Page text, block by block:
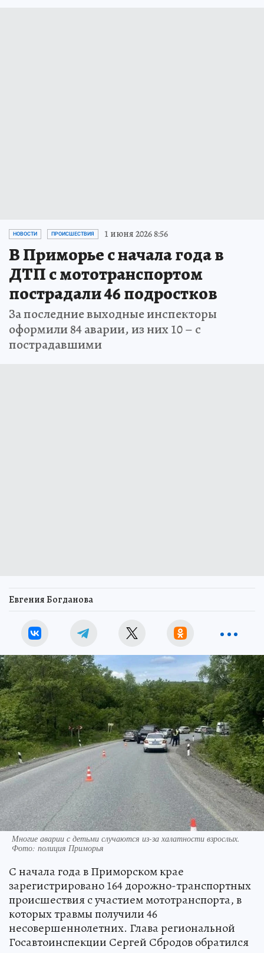
НОВОСТИ ПРОИСШЕСТВИЯ 1 июня 2026 8:56
В Приморье с начала года в
ДТП с мототранспортом
пострадали 46 подростков
За последние выходные инспекторы
оформили 84 аварии, из них 10 – с
пострадавшими
Евгения Богданова
Многие аварии с детьми случаются из-за халатности взрослых.
Фото: полиция Приморья
С начала года в Приморском крае
зарегистрировано 164 дорожно-транспортных
происшествия с участием мототранспорта, в
которых травмы получили 46
несовершеннолетних. Глава региональной
Госавтоинспекции Сергей Сбродов обратился